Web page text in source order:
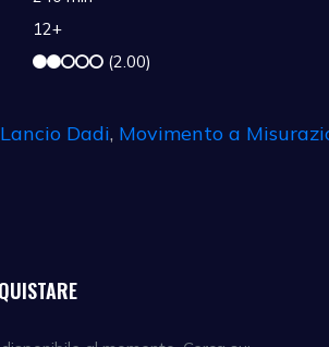
12+
(2.00)
Lancio Dadi, Movimento a